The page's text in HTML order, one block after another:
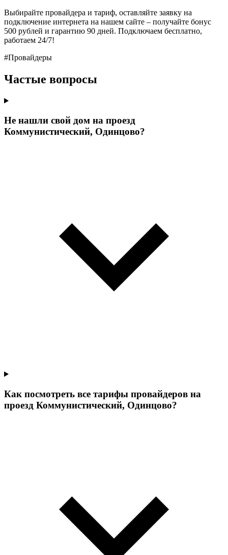
Выбирайте провайдера и тариф, оставляйте заявку на
подключение интернета на нашем сайте – получайте бонус
500 рублей и гарантию 90 дней. Подключаем бесплатно,
работаем 24/7!
#Провайдеры
Частые вопросы
Не нашли свой дом на проезд
Коммунистический, Одинцово?
Как посмотреть все тарифы провайдеров на
проезд Коммунистический, Одинцово?